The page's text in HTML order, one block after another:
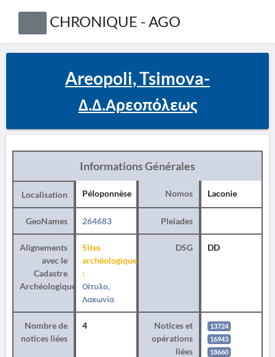
CHRONIQUE - AGO
Areopoli, Tsimova-
Δ.Δ.Αρεοπόλεως
Informations Générales
Localisation Péloponnèse Nomos Laconie
GeoNames 264683 Pleiades
Alignements
avec le
Cadastre
Archéologique
Sites
archéologiques
:
Οίτυλο,
Λακωνία
DSG DD
Nombre de
notices liées
4
Notices et
opérations
liées
13724
16943
18660